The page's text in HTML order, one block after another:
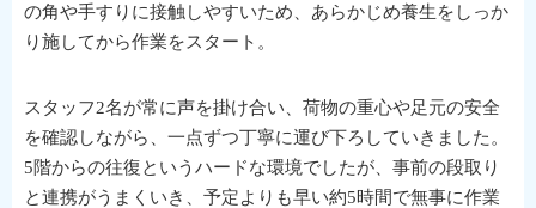
の角や手すりに接触しやすいため、あらかじめ養生をしっか
り施してから作業をスタート。
スタッフ2名が常に声を掛け合い、荷物の重心や足元の安全
を確認しながら、一点ずつ丁寧に運び下ろしていきました。
5階からの往復というハードな環境でしたが、事前の段取り
と連携がうまくいき、予定よりも早い約5時間で無事に作業